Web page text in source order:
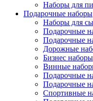
Наборы для
Подарочные наборы
Наборы для
Подарочные
Подарочные
Дорожные
Бизнес наборы
Винные
Подарочные
Подарочные
Спортивные